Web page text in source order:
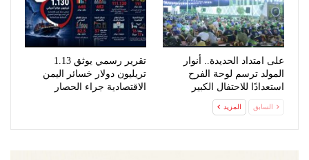
على امتداد الحديدة.. أنوار
المولد ترسم لوحة الفرح
استعدادًا للاحتفال الكبير
تقرير رسمي يوثق 1.13
تريليون دولار خسائر اليمن
الاقتصادية جراء الحصار
السابق المزيد